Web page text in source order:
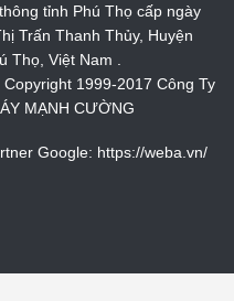
tỉnh Phú Thọ cấp ngày
Trấn Thanh Thủy, Huyện
Thọ, Việt Nam .
1999-2017 Công Ty
MẠNH CƯỜNG
Google: https://weba.vn/